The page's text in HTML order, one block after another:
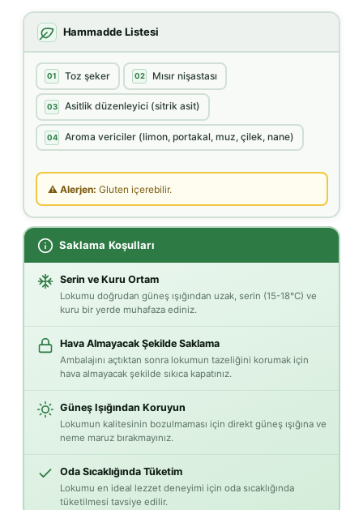
Hammadde Listesi
01 Toz şeker 02 Mısır nişastası
03 Asitlik düzenleyici (sitrik asit)
04 Aroma vericiler (limon, portakal, muz, çilek, nane)
⚠ Alerjen: Gluten içerebilir.
Saklama Koşulları
Serin ve Kuru Ortam
Lokumu doğrudan güneş ışığından uzak, serin (15-18°C) ve
kuru bir yerde muhafaza ediniz.
Hava Almayacak Şekilde Saklama
Ambalajını açtıktan sonra lokumun tazeliğini korumak için
hava almayacak şekilde sıkıca kapatınız.
Güneş Işığından Koruyun
Lokumun kalitesinin bozulmaması için direkt güneş ışığına ve
neme maruz bırakmayınız.
Oda Sıcaklığında Tüketim
Lokumu en ideal lezzet deneyimi için oda sıcaklığında
tüketilmesi tavsiye edilir.